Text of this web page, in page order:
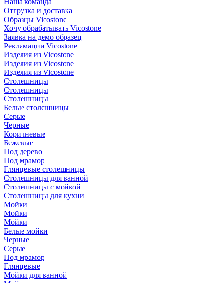
Наша команда
Отгрузка и доставка
Образцы Vicostone
Хочу обрабатывать Vicostone
Заявка на демо образец
Рекламации Vicostone
Изделия из Vicostone
Изделия из Vicostone
Изделия из Vicostone
Столешницы
Столешницы
Столешницы
Белые столешницы
Серые
Черные
Коричневые
Бежевые
Под дерево
Под мрамор
Глянцевые столешницы
Столешницы для ванной
Столешницы с мойкой
Столешницы для кухни
Мойки
Мойки
Мойки
Белые мойки
Черные
Серые
Под мрамор
Глянцевые
Мойки для ванной